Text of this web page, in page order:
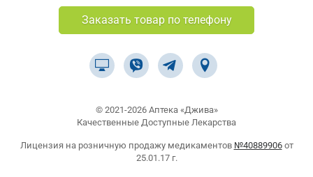
Заказать товар по телефону
© 2021-2026 Аптека «Джива»
Качественные Доступные Лекарства
Лицензия на розничную продажу медикаментов №40889906от
25.01.17 г.